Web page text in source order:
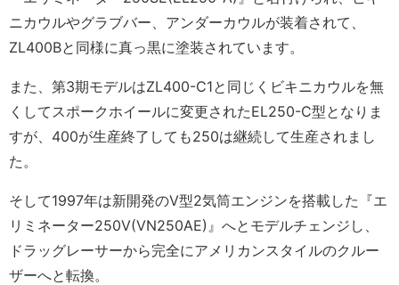
ニカウルやグラブバー、アンダーカウルが装着されて、
ZL400Bと同様に真っ黒に塗装されています。
また、第3期モデルはZL400-C1と同じくビキニカウルを無
くしてスポークホイールに変更されたEL250-C型となりま
すが、400が生産終了しても250は継続して生産されまし
た。
そして1997年は新開発のV型2気筒エンジンを搭載した『エ
リミネーター250V(VN250AE)』へとモデルチェンジし、
ドラッグレーサーから完全にアメリカンスタイルのクルー
ザーへと転換。